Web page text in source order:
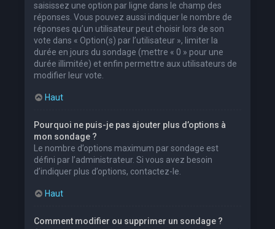
saisissez une option par ligne dans le champ des
réponses. Vous pouvez aussi indiquer le nombre de
réponses qu’un utilisateur peut choisir lors de son
vote dans « Option(s) par l’utilisateur », limiter la
durée en jours du sondage (mettre « 0 » pour une
durée illimitée) et enfin permettre aux utilisateurs de
modifier leur vote.
Haut
Pourquoi ne puis-je pas ajouter plus d’options à
mon sondage ?
Le nombre d’options maximum par sondage est
défini par l’administrateur. Si vous avez besoin
d’indiquer plus d’options, contactez-le.
Haut
Comment modifier ou supprimer un sondage ?